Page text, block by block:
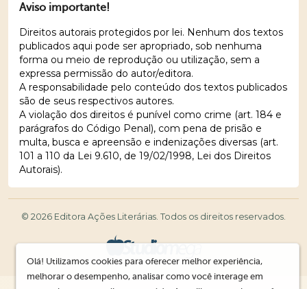
Aviso importante!
Direitos autorais protegidos por lei. Nenhum dos textos
publicados aqui pode ser apropriado, sob nenhuma
forma ou meio de reprodução ou utilização, sem a
expressa permissão do autor/editora.
A responsabilidade pelo conteúdo dos textos publicados
são de seus respectivos autores.
A violação dos direitos é punível como crime (art. 184 e
parágrafos do Código Penal), com pena de prisão e
multa, busca e apreensão e indenizações diversas (art.
101 a 110 da Lei 9.610, de 19/02/1998, Lei dos Direitos
Autorais).
© 2026 Editora Ações Literárias. Todos os direitos reservados.
Olá! Utilizamos cookies para oferecer melhor experiência,
melhorar o desempenho, analisar como você interage em